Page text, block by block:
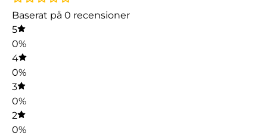
Baserat på 0 recensioner
5
0%
4
0%
3
0%
2
0%